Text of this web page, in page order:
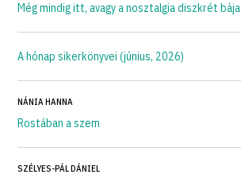
Még mindig itt, avagy a nosztalgia diszkrét bája
A hónap sikerkönyvei (június, 2026)
NÁNIA HANNA
Rostában a szem
SZÉLYES-PÁL DÁNIEL